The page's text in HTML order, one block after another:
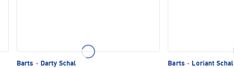
Barts ·
Darty Schal
Barts ·
Loriant Schal